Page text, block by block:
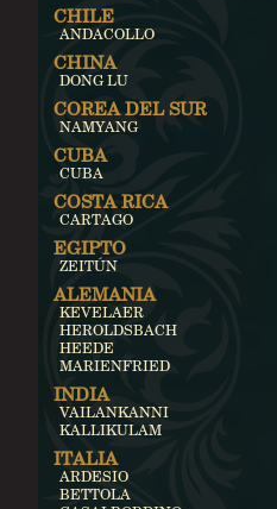
CHILE
ANDACOLLO
CHINA
DONG LU
COREA DEL SUR
NAMYANG
CUBA
CUBA
COSTA RICA
CARTAGO
EGIPTO
ZEITÚN
ALEMANIA
KEVELAER
HEROLDSBACH
HEEDE
MARIENFRIED
INDIA
VAILANKANNI
KALLIKULAM
ITALIA
ARDESIO
BETTOLA